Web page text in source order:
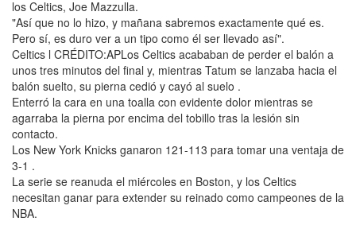
los Celtics, Joe Mazzulla.
"Así que no lo hizo, y mañana sabremos exactamente qué es.
Pero sí, es duro ver a un tipo como él ser llevado así".
Celtics l CRÉDITO:APLos Celtics acababan de perder el balón a
unos tres minutos del final y, mientras Tatum se lanzaba hacia el
balón suelto, su pierna cedió y cayó al suelo .
Enterró la cara en una toalla con evidente dolor mientras se
agarraba la pierna por encima del tobillo tras la lesión sin
contacto.
Los New York Knicks ganaron 121-113 para tomar una ventaja de
3-1 .
La serie se reanuda el miércoles en Boston, y los Celtics
necesitan ganar para extender su reinado como campeones de la
NBA.